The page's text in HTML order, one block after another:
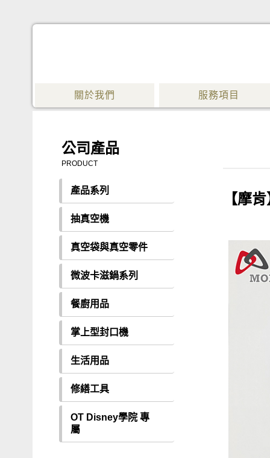
關於我們 服務項目
公司產品
PRODUCT
產品系列
抽真空機
真空袋與真空零件
微波卡滋鍋系列
餐廚用品
掌上型封口機
生活用品
修繕工具
OT Disney學院 專
屬
【摩